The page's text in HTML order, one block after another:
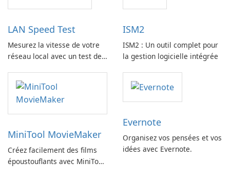
LAN Speed Test
Mesurez la vitesse de votre
réseau local avec un test de
ISM2
ISM2 : Un outil complet pour
la gestion logicielle intégrée
MiniTool MovieMaker
Créez facilement des films
époustouflants avec MiniTool
Evernote
Organisez vos pensées et vos
idées avec Evernote.